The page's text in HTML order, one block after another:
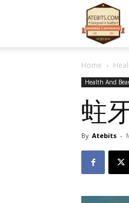
Home
Health And
蛀
By Atebits -